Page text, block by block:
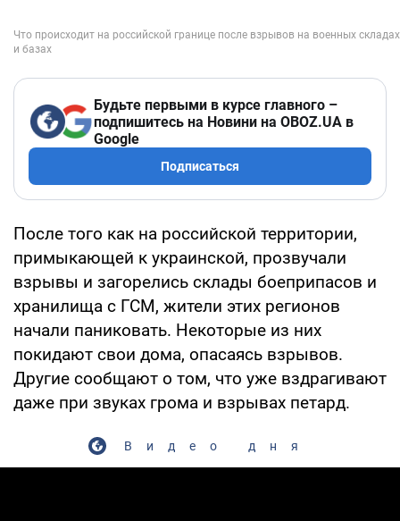
Будьте первыми в курсе главного –
подпишитесь на Новини на OBOZ.UA в
Google
Подписаться
После того как на российской территории,
примыкающей к украинской, прозвучали
взрывы и загорелись склады боеприпасов и
хранилища с ГСМ, жители этих регионов
начали паниковать. Некоторые из них
покидают свои дома, опасаясь взрывов.
Другие сообщают о том, что уже вздрагивают
даже при звуках грома и взрывах петард.
Видео дня